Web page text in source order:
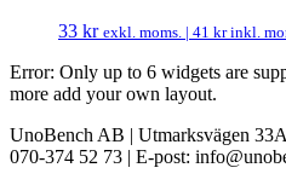
33 kr exkl. moms. | 41 krinkl.
Error: Only up to 6 widgets are
more add your own layout.
UnoBench AB | Utmarksvägen
070-374 52 73 | E-post: